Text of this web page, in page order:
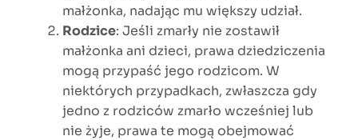
małżonka, nadając mu większy udział.
Rodzice: Jeśli zmarły nie zostawił
małżonka ani dzieci, prawa dziedziczenia
mogą przypaść jego rodzicom. W
niektórych przypadkach, zwłaszcza gdy
jedno z rodziców zmarło wcześniej lub
nie żyje, prawa te mogą obejmować